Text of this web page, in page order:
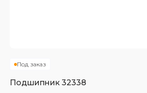
Под заказ
Подшипник 32338